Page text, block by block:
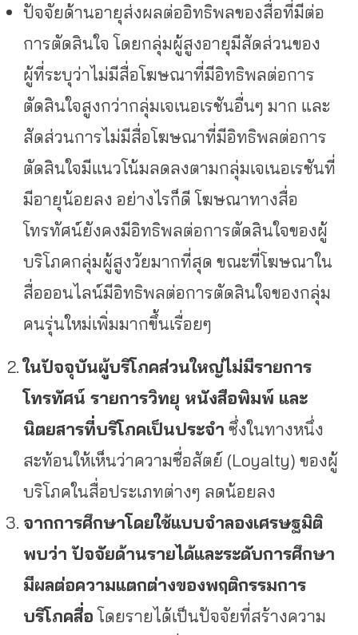
ปัจจัยด้านอายุส่งผลต่ออิทธิพลของสื่อที่มีต่อ
การตัดสินใจ โดยกลุ่มผู้สูงอายุมีสัดส่วนของ
ผู้ที่ระบุว่าไม่มีสื่อโฆษณาที่มีอิทธิพลต่อการ
ตัดสินใจสูงกว่ากลุ่มเจเนอเรชันอื่นๆ มาก และ
สัดส่วนการไม่มีสื่อโฆษณาที่มีอิทธิพลต่อการ
ตัดสินใจมีแนวโน้มลดลงตามกลุ่มเจเนอเรชันที่
มีอายุน้อยลง อย่างไรก็ดี โฆษณาทางสื่อ
โทรทัศน์ยังคงมีอิทธิพลต่อการตัดสินใจของผู้
บริโภคกลุ่มผู้สูงวัยมากที่สุด ขณะที่โฆษณาใน
สื่อออนไลน์มีอิทธิพลต่อการตัดสินใจของกลุ่ม
คนรุ่นใหม่เพิ่มมากขึ้นเรื่อยๆ
ในปัจจุบันผู้บริโภคส่วนใหญ่ไม่มีรายการ
โทรทัศน์ รายการวิทยุ หนังสือพิมพ์ และ
นิตยสารที่บริโภคเป็นประจำ ซึ่งในทางหนึ่ง
สะท้อนให้เห็นว่าความซื่อสัตย์ (Loyalty) ของผู้
บริโภคในสื่อประเภทต่างๆ ลดน้อยลง
จากการศึกษาโดยใช้แบบจำลองเศรษฐมิติ
พบว่า ปัจจัยด้านรายได้และระดับการศึกษา
มีผลต่อความแตกต่างของพฤติกรรมการ
บริโภคสื่อโดยรายได้เป็นปัจจัยที่สร้างความ